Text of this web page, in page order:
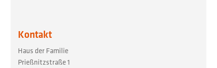
Kontakt
Haus der Familie
Prießnitzstraße 1